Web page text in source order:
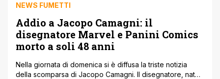
NEWS FUMETTI
Addio a Jacopo Camagni: il
disegnatore Marvel e Panini Comics
morto a soli 48 anni
Nella giornata di domenica si è diffusa la triste notizia
della scomparsa di Jacopo Camagni. Il disegnatore, nato